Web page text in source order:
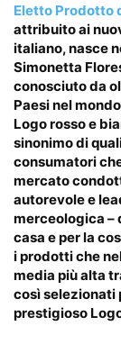
Eletto Prodotto
attribuito ai
italiano, nasce
Simonetta
conosciuto da
Paesi nel
Logo rosso e
sinonimo di
consumatori
mercato
autorevole e
merceologica –
casa e per la
i prodotti che
media più alta
così selezionati
prestigioso